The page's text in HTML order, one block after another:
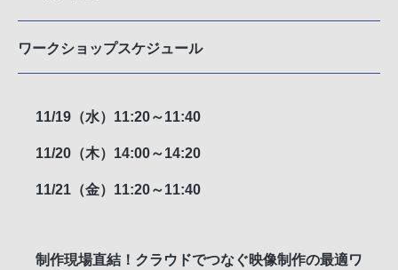
ワークショップスケジュール
11/19（水）11:20～11:40
11/20（木）14:00～14:20
11/21（金）11:20～11:40
制作現場直結！クラウドでつなぐ映像制作の最適ワ